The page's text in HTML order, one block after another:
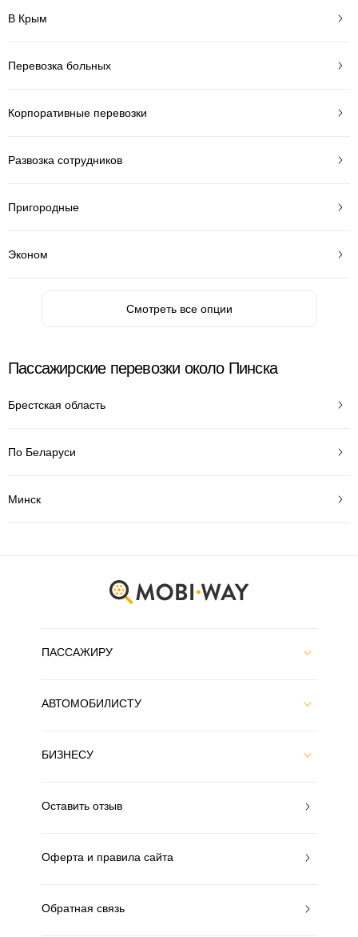
В Крым
Перевозка больных
Корпоративные перевозки
Развозка сотрудников
Пригородные
Эконом
Смотреть все опции
Пассажирские перевозки около Пинска
Брестская область
По Беларуси
Минск
ПАССАЖИРУ
АВТОМОБИЛИСТУ
БИЗНЕСУ
Оставить отзыв
Оферта и правила сайта
Обратная связь